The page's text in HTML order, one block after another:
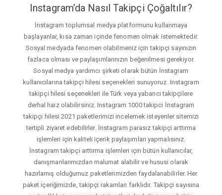
Instagram’da Nasıl Takipçi Çoğaltılır?
İnstagram toplumsal medya platformunu kullanmaya
başlayanlar, kısa zaman içinde fenomen olmak istemektedir.
Sosyal medyada fenomen olabilmeniz için takipçi sayınızın
fazlaca olması ve paylaşımlarınızın beğenilmesi gerekiyor.
Sosyal medya yardımcı şirketi olarak bütün İnstagram
kullanıcılarına takipçi hilesi seçenekleri sunuyoruz. Instagram
takipçi hilesi seçenekleri ile Türk veya yabancı takipçilere
derhal haiz olabilirsiniz. Instagram 1000 takipci İnstagram
takipçi hilesi 2021 paketlerimizi incelemek isteyenler sitemizi
tertipli ziyaret edebilirler. İnstagram parasız takipçi arttırma
işlemleri için kaliteli içerik paylaşımları yapmalısınız.
İnstagram takipçi arttirma işlemleri için bütün kullanıcılar,
danışmanlarımızdan malumat alabilir ve hususi olarak
hazırlamış olduğumuz paketlerimizden faydalanabilirler. Her
paket içeriğimizde, takipçi rakamları farklıdır. Takipçi sayısına